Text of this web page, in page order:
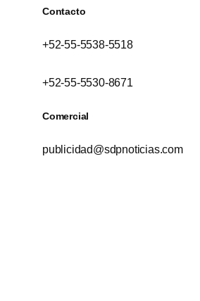
Contacto
+52-55-5538-5518
+52-55-5530-8671
Comercial
publicidad@sdpnoticias.com